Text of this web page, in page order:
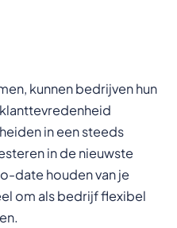
kunnen bedrijven hun
in een steeds
in de nieuwste
date houden van je
om als bedrijf flexibel